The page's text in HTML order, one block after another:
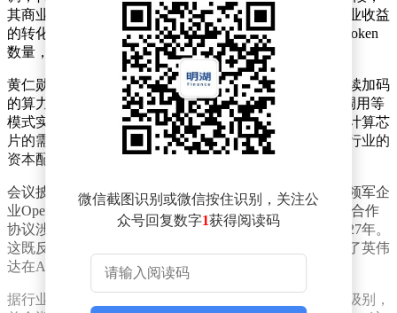
其商业化进程正加速推进。他指出，人工智能算力与商业收益
的转化关系愈发紧密，算力资源直接决定了模型输出的token
数量，进而成为驱动企业营收增长的核心要素。
黄仁勋通过具体案例阐释了这一逻辑：云服务提供商持续加码
的算力基础设施投资，最终将通过模型服务收费、API调用等
模式实现盈利。他特别提到，当前全球范围内对高性能计算芯
片的需求呈现指数级增长，这种趋势正在重塑整个科技行业的
资本配置模式。
会议披露的另一重磅消息显示，英伟达与人工智能领域领军企
业OpenAI的合作取得实质性进展。双方即将签署的基建合作
协议涉及数十亿美元订单，相关产品交付周期已排至2027年。
这既反映出头部企业对算力储备的战略性布局，也印证了英伟
达在AI芯片市场的绝对主导地位。
据行业分析师测算，随着大语言模型参数规模突破万亿级别，
微信截图识别或微信按住识别，关注公
众号回复数字1获得阅读码